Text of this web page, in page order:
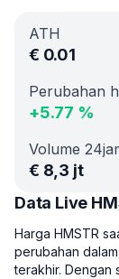
ATH
€ 0.01
Perubahan
+5.77 %
Volume
€ 8,3 jt
Data Live
Harga HMSTR
perubahan
terakhir. Dengan